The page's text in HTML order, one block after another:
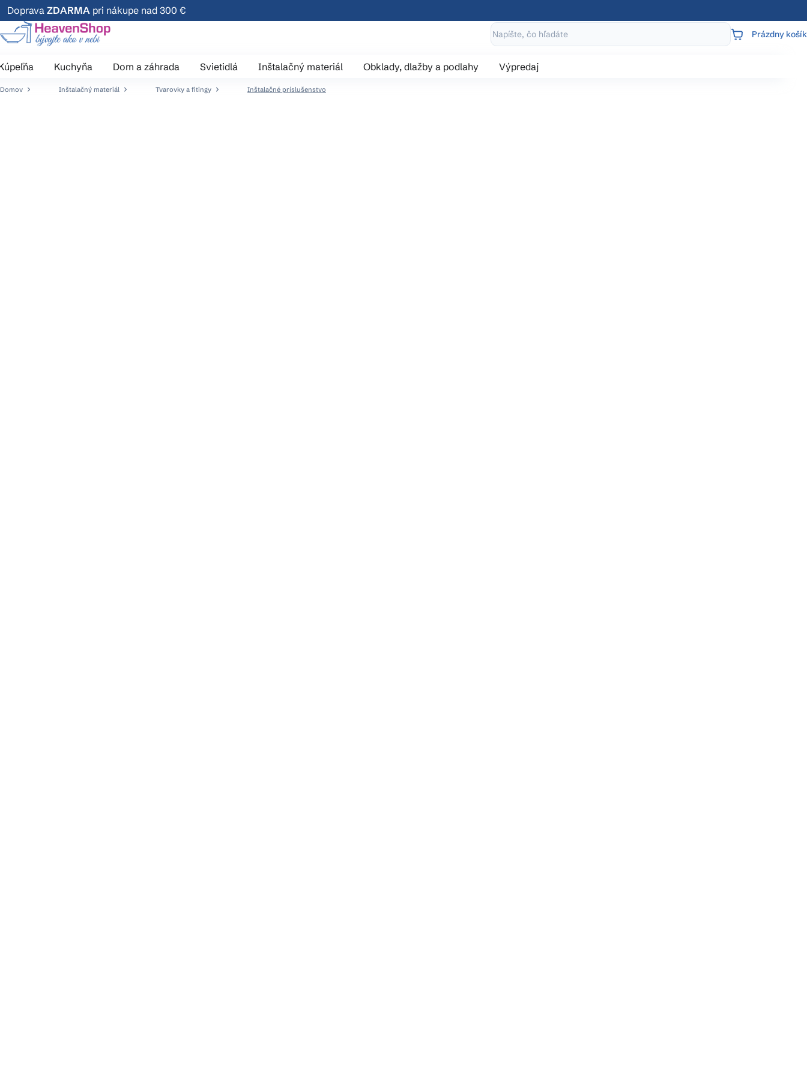
Prejsť
na
obsah
Doprava ZDARMA pri nákupe nad 300 €
NÁKUPNÝ
Prázdny košík
Kuchyňa Dom a záhrada Svietidlá Inštalačný materiál Obklady, dlažby a podlahy Výpredaj
Domov Inštalačný materiál Tvarovky a fitingy Inštalačné príslušenstvo